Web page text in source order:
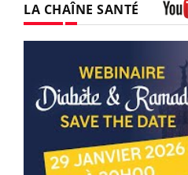
LA CHAÎNE SANTÉ